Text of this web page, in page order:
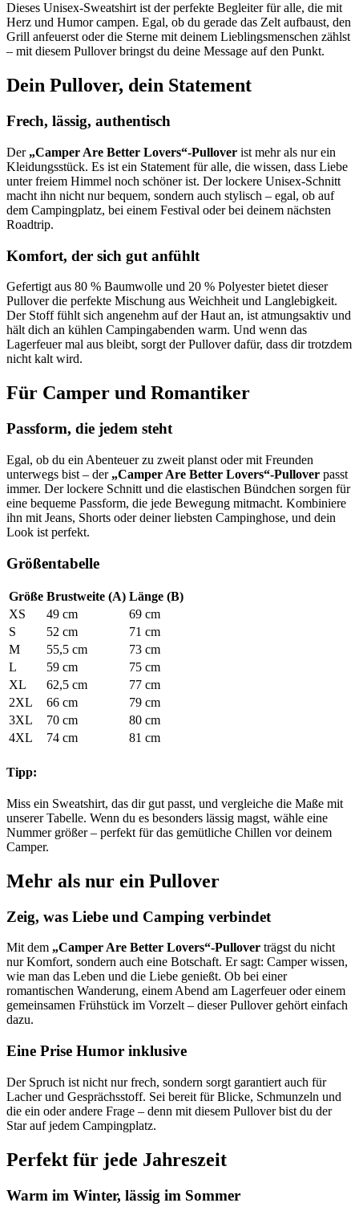
Dieses Unisex-Sweatshirt ist der perfekte Begleiter für alle, die mit
Herz und Humor campen. Egal, ob du gerade das Zelt aufbaust, den
Grill anfeuerst oder die Sterne mit deinem Lieblingsmenschen zählst
– mit diesem Pullover bringst du deine Message auf den Punkt.
Dein Pullover, dein Statement
Frech, lässig, authentisch
Der „Camper Are Better Lovers“-Pullover ist mehr als nur ein
Kleidungsstück. Es ist ein Statement für alle, die wissen, dass Liebe
unter freiem Himmel noch schöner ist. Der lockere Unisex-Schnitt
macht ihn nicht nur bequem, sondern auch stylisch – egal, ob auf
dem Campingplatz, bei einem Festival oder bei deinem nächsten
Roadtrip.
Komfort, der sich gut anfühlt
Gefertigt aus 80 % Baumwolle und 20 % Polyester bietet dieser
Pullover die perfekte Mischung aus Weichheit und Langlebigkeit.
Der Stoff fühlt sich angenehm auf der Haut an, ist atmungsaktiv und
hält dich an kühlen Campingabenden warm. Und wenn das
Lagerfeuer mal aus bleibt, sorgt der Pullover dafür, dass dir trotzdem
nicht kalt wird.
Für Camper und Romantiker
Passform, die jedem steht
Egal, ob du ein Abenteuer zu zweit planst oder mit Freunden
unterwegs bist – der „Camper Are Better Lovers“-Pullover passt
immer. Der lockere Schnitt und die elastischen Bündchen sorgen für
eine bequeme Passform, die jede Bewegung mitmacht. Kombiniere
ihn mit Jeans, Shorts oder deiner liebsten Campinghose, und dein
Look ist perfekt.
Größentabelle
Größe Brustweite (A) Länge (B)
XS
49 cm
69 cm
S
52 cm
71 cm
M
55,5 cm
73 cm
L
59 cm
75 cm
XL
62,5 cm
77 cm
2XL
66 cm
79 cm
3XL
70 cm
80 cm
4XL
74 cm 81 cm
Tipp:
Miss ein Sweatshirt, das dir gut passt, und vergleiche die Maße mit
unserer Tabelle. Wenn du es besonders lässig magst, wähle eine
Nummer größer – perfekt für das gemütliche Chillen vor deinem
Camper.
Mehr als nur ein Pullover
Zeig, was Liebe und Camping verbindet
Mit dem „Camper Are Better Lovers“-Pullover trägst du nicht
nur Komfort, sondern auch eine Botschaft. Er sagt: Camper wissen,
wie man das Leben und die Liebe genießt. Ob bei einer
romantischen Wanderung, einem Abend am Lagerfeuer oder einem
gemeinsamen Frühstück im Vorzelt – dieser Pullover gehört einfach
dazu.
Eine Prise Humor inklusive
Der Spruch ist nicht nur frech, sondern sorgt garantiert auch für
Lacher und Gesprächsstoff. Sei bereit für Blicke, Schmunzeln und
die ein oder andere Frage – denn mit diesem Pullover bist du der
Star auf jedem Campingplatz.
Perfekt für jede Jahreszeit
Warm im Winter, lässig im Sommer